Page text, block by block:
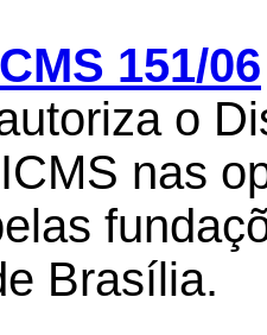
151/06
o
nas
Brasília.